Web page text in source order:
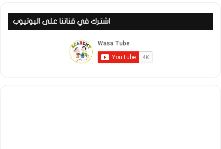
c
اشترك في قناتنا على اليوتيوب